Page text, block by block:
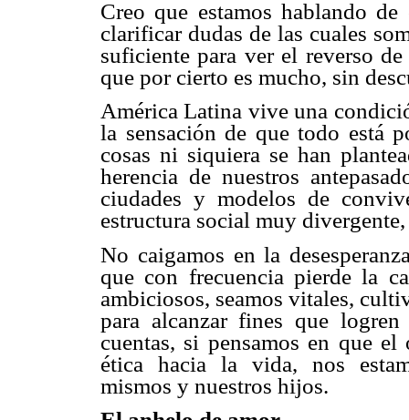
Creo que estamos hablando
clarificar dudas de las cuales
suficiente para ver el reverso
que por cierto es mucho, sin
América Latina vive una
la sensación de que todo está
cosas ni siquiera se han
herencia de nuestros
ciudades y modelos de
estructura social muy
No caigamos en la
que con frecuencia pierde la
ambiciosos, seamos vitales,
para alcanzar fines que
cuentas, si pensamos en que
ética hacia la vida, nos
mismos y nuestros hijos.